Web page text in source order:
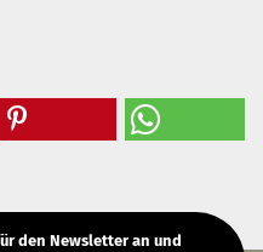
den Newsletter an und